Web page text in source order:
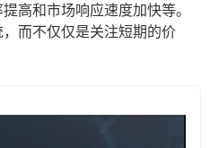
高和市场响应速度加快等。
而不仅仅是关注短期的价